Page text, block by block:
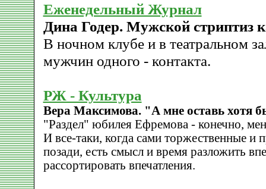
Еженедельный Журнал
Дина Годер. Мужской стриптиз
В ночном клубе и в театральном
мужчин одного - контакта.
РЖ - Культура
Вера Максимова. "А мне оставь хотя
"Раздел" юбилея Ефремова - конечно,
И все-таки, когда сами торжественные и
позади, есть смысл и время разложить
рассортировать впечатления.